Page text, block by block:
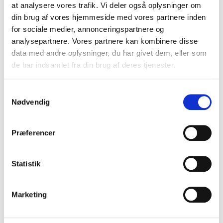
at analysere vores trafik. Vi deler også oplysninger om
din brug af vores hjemmeside med vores partnere inden
for sociale medier, annonceringspartnere og
analysepartnere. Vores partnere kan kombinere disse
data med andre oplysninger, du har givet dem, eller som
de har indsamlet fra din brug af deres tjenester.
Nødvendig
Præferencer
Statistik
Marketing